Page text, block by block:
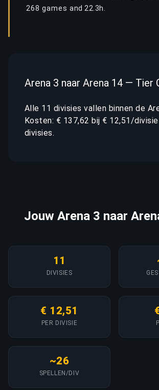
268 games and 22.3h.
Arena 3 naar Arena 14 — Tier
Alle 11 divisies vallen binnen de
Kosten: € 137,62 bij € 12,51/
divisies.
Jouw Arena 3 naar
11
DIVISIES
€ 12,51
PER DIVISIE
~26
SPELLEN/DIV